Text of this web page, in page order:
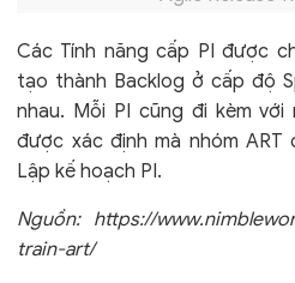
Các Tính năng cấp PI được
tạo thành Backlog ở cấp độ
nhau. Mỗi PI cũng đi kèm
được xác định mà nhóm
Lập kế hoạch PI.
Nguồn: https://
train-art/